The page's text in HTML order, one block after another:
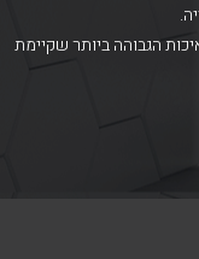
הגבוהה ביותר שקיימת